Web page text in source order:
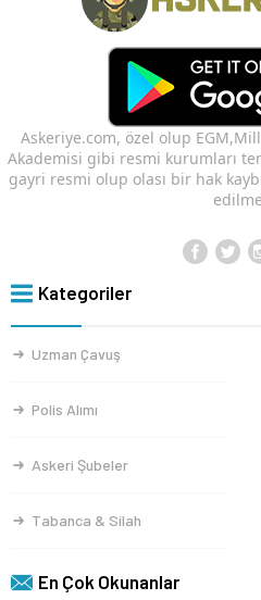
Askeriye.com, özel olup
Akademisi gibi resmi kurumları
gayri resmi olup olası bir hak
Kategoriler
Uzman Çavuş
Polis Alımı
Askeri Şubeler
Tabanca & Silah
En Çok Okunanlar